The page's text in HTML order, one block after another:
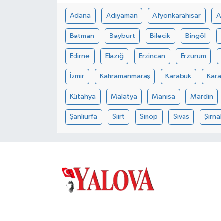
Adana Adıyaman Afyonkarahisar
Batman Bayburt Bilecik Bingöl
Edirne Elazığ Erzincan Erzurum
İzmir Kahramanmaraş Karabük
Kütahya Malatya Manisa Mardin
Şanlıurfa Siirt Sinop Sivas